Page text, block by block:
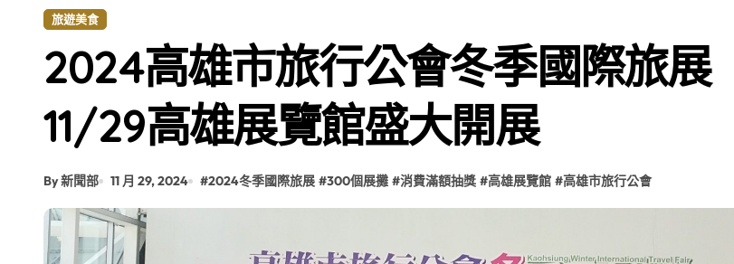
四川雅安 千年古剎雲峰寺
張老師發表「青少年家庭氣氛與心理安全感調查報告」 若遇壓力僅12%青少年會向家人傾訴
增殖放流超65萬尾魚苗 兩岸學生共營環保生態環境
旅遊美食
2024高雄市旅行公會冬季國際旅展
11/29高雄展覽館盛大開展
By 新聞部 11 月 29, 2024 #2024冬季國際旅展 #300個展攤 #消費滿額抽獎 #高雄展覽館 #高雄市旅行公會